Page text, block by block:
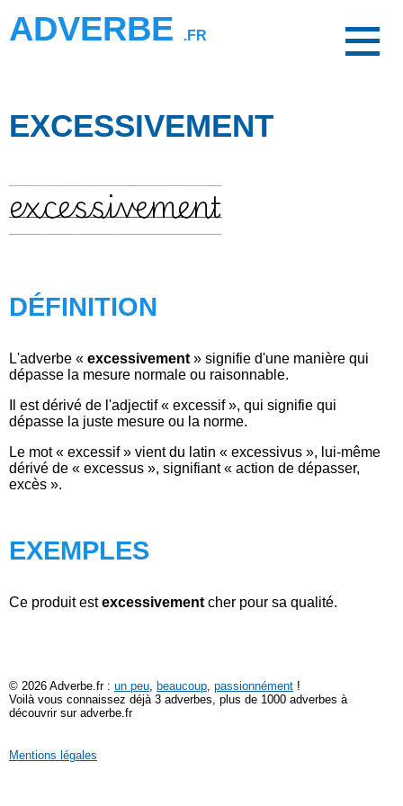
ADVERBE .FR
EXCESSIVEMENT
excessivement
DÉFINITION
L'adverbe « excessivement » signifie d'une manière qui
dépasse la mesure normale ou raisonnable.
Il est dérivé de l'adjectif « excessif », qui signifie qui
dépasse la juste mesure ou la norme.
Le mot « excessif » vient du latin « excessivus », lui-même
dérivé de « excessus », signifiant « action de dépasser,
excès ».
EXEMPLES
Ce produit estexcessivement cher pour sa qualité.
© 2026 Adverbe.fr : un peu, beaucoup, passionnément !
Voilà vous connaissez déjà 3 adverbes, plus de 1000 adverbes à
découvrir sur adverbe.fr
Mentions légales